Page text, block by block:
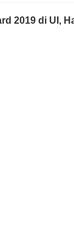
2019 di UI,